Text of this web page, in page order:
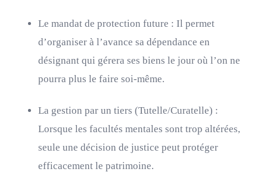
Le mandat de protection future : Il permet
d’organiser à l’avance sa dépendance en
désignant qui gérera ses biens le jour où l’on ne
pourra plus le faire soi-même.
La gestion par un tiers (Tutelle/Curatelle) :
Lorsque les facultés mentales sont trop altérées,
seule une décision de justice peut protéger
efficacement le patrimoine.